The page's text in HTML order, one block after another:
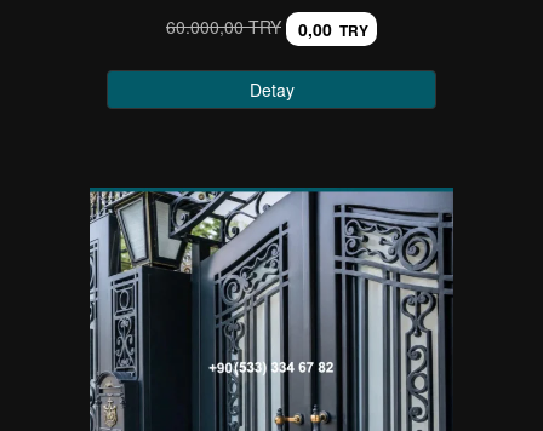
60.000,00 TRY 0,00 TRY
Detay